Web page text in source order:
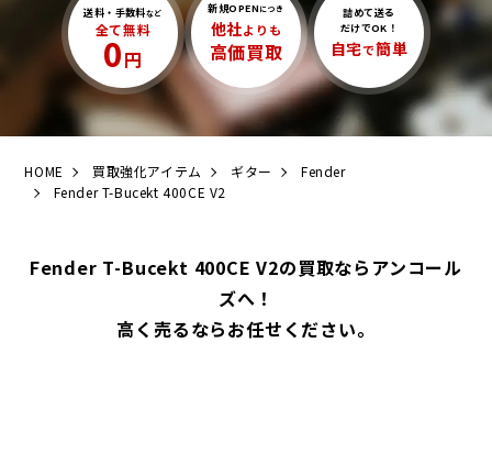
送料・手数料など
全て無料
0円
新規OPEN につき
他社よりも
高価買取
詰めて送る
だけでOK！
自宅で簡単
HOME 買取強化アイテム ギター
Fender
Fender T-Bucekt 400CE V2
Fender T-Bucekt 400CE V2の買取ならアンコール
ズへ！
高く売るならお任せください。